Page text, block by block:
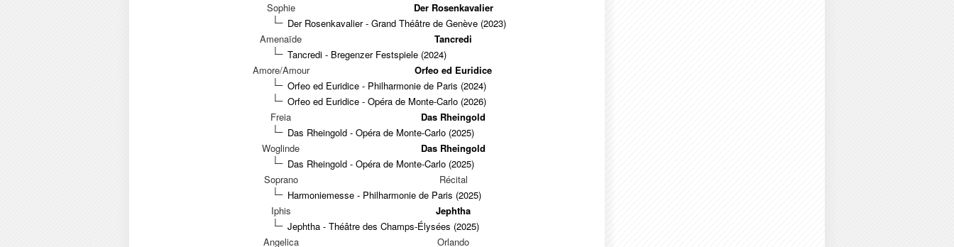
Sophie
Der Rosenkavalier
Der Rosenkavalier - Grand Théâtre de Genève (2023)
Amenaïde
Tancredi
Tancredi - Bregenzer Festspiele (2024)
Amore/Amour
Orfeo ed Euridice
Orfeo ed Euridice - Philharmonie de Paris (2024)
Orfeo ed Euridice - Opéra de Monte-Carlo (2026)
Freia
Das Rheingold
Das Rheingold - Opéra de Monte-Carlo (2025)
Woglinde
Das Rheingold
Das Rheingold - Opéra de Monte-Carlo (2025)
Soprano
Récital
Harmoniemesse - Philharmonie de Paris (2025)
Iphis
Jephtha
Jephtha - Théâtre des Champs-Élysées (2025)
Angelica
Orlando